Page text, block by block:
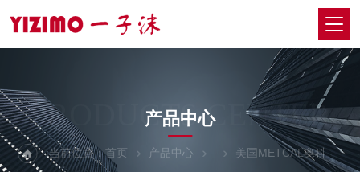
PRODUCTS CENTER
产品中心
当前位置：首页 产品中心 美国METCAL奥科